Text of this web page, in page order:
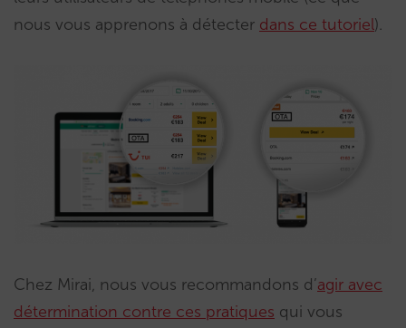
nous vous apprenons à détecter dans ce tutoriel).
Chez Mirai, nous vous recommandons d’agir avec
détermination contre ces pratiques qui vous